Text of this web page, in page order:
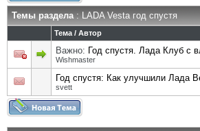
Темы раздела: LADA Vesta год спустя
Тема / Автор
Важно: Год спустя. Лада Клуб с
Wishmaster
Год спустя: Как улучшили Лада
svett